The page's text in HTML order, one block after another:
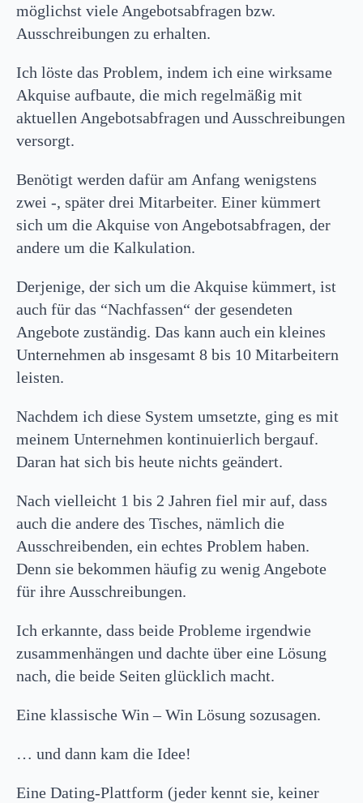
möglichst viele Angebotsabfragen bzw.
Ausschreibungen zu erhalten.
Ich löste das Problem, indem ich eine wirksame
Akquise aufbaute, die mich regelmäßig mit
aktuellen Angebotsabfragen und Ausschreibungen
versorgt.
Benötigt werden dafür am Anfang wenigstens
zwei -, später drei Mitarbeiter. Einer kümmert
sich um die Akquise von Angebotsabfragen, der
andere um die Kalkulation.
Derjenige, der sich um die Akquise kümmert, ist
auch für das “Nachfassen“ der gesendeten
Angebote zuständig. Das kann auch ein kleines
Unternehmen ab insgesamt 8 bis 10 Mitarbeitern
leisten.
Nachdem ich diese System umsetzte, ging es mit
meinem Unternehmen kontinuierlich bergauf.
Daran hat sich bis heute nichts geändert.
Nach vielleicht 1 bis 2 Jahren fiel mir auf, dass
auch die andere des Tisches, nämlich die
Ausschreibenden, ein echtes Problem haben.
Denn sie bekommen häufig zu wenig Angebote
für ihre Ausschreibungen.
Ich erkannte, dass beide Probleme irgendwie
zusammenhängen und dachte über eine Lösung
nach, die beide Seiten glücklich macht.
Eine klassische Win – Win Lösung sozusagen.
… und dann kam die Idee!
Eine Dating-Plattform (jeder kennt sie, keiner